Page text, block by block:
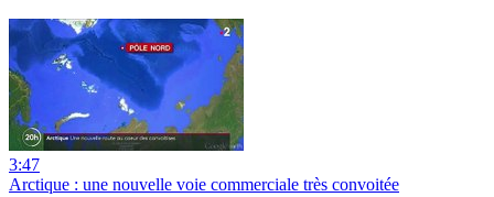
3:47
Arctique : une nouvelle voie commerciale très convoitée